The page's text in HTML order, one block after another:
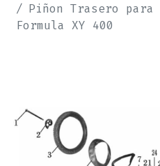
Piñon Trasero
Formula XY 400